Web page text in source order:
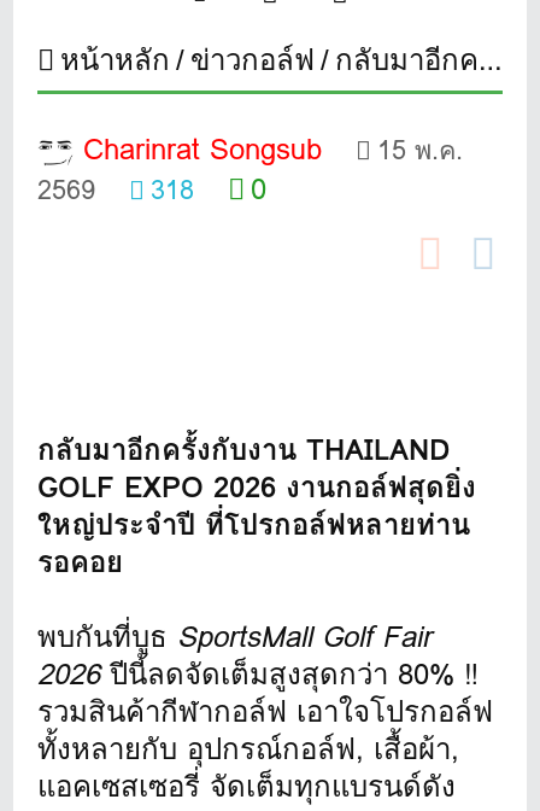
หน้าหลัก ข่าวกอล์ฟ กลับมาอีกครั้งกับงาน THAILAND GOLF EXPO 2026 งานกอล์ฟสุดยิ่งใหญ่ประจำปี ที่โปรกอล์ฟหลายท่านรอคอย
Charinrat Songsub
15 พ.ค.
2569
318 0
กลับมาอีกครั้งกับงาน THAILAND
GOLF EXPO 2026 งานกอล์ฟสุดยิ่ง
ใหญ่ประจำปี ที่โปรกอล์ฟหลายท่าน
รอคอย
พบกันที่บูธ SportsMall Golf Fair
2026ปีนี้ลดจัดเต็มสูงสุดกว่า 80% ‼
รวมสินค้ากีฬากอล์ฟ เอาใจโปรกอล์ฟ
ทั้งหลายกับ อุปกรณ์กอล์ฟ, เสื้อผ้า,
แอคเซสเซอรี่ จัดเต็มทุกแบรนด์ดัง